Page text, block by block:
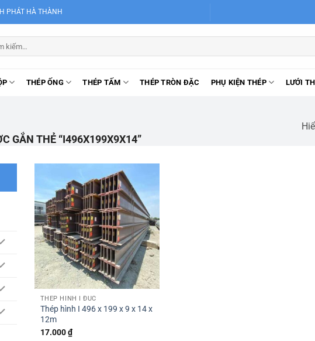
PHÁT HÀ THÀNH
THÉP ỐNG THÉP TẤM THÉP TRÒN ĐẶC PHỤ KIỆN THÉP LƯỚI
GẮN THẺ “I496X199X9X14”
THÉP HÌNH I ĐÚC
Thép hình I 496 x 199 x 9 x 14 x
12m
17.000₫